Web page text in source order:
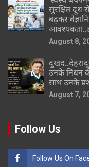
सुरक्षित दूध
बढ़कर
August 8,
उनके निधन
साथ उनके
August 7,
Follow Us
Follow Us On